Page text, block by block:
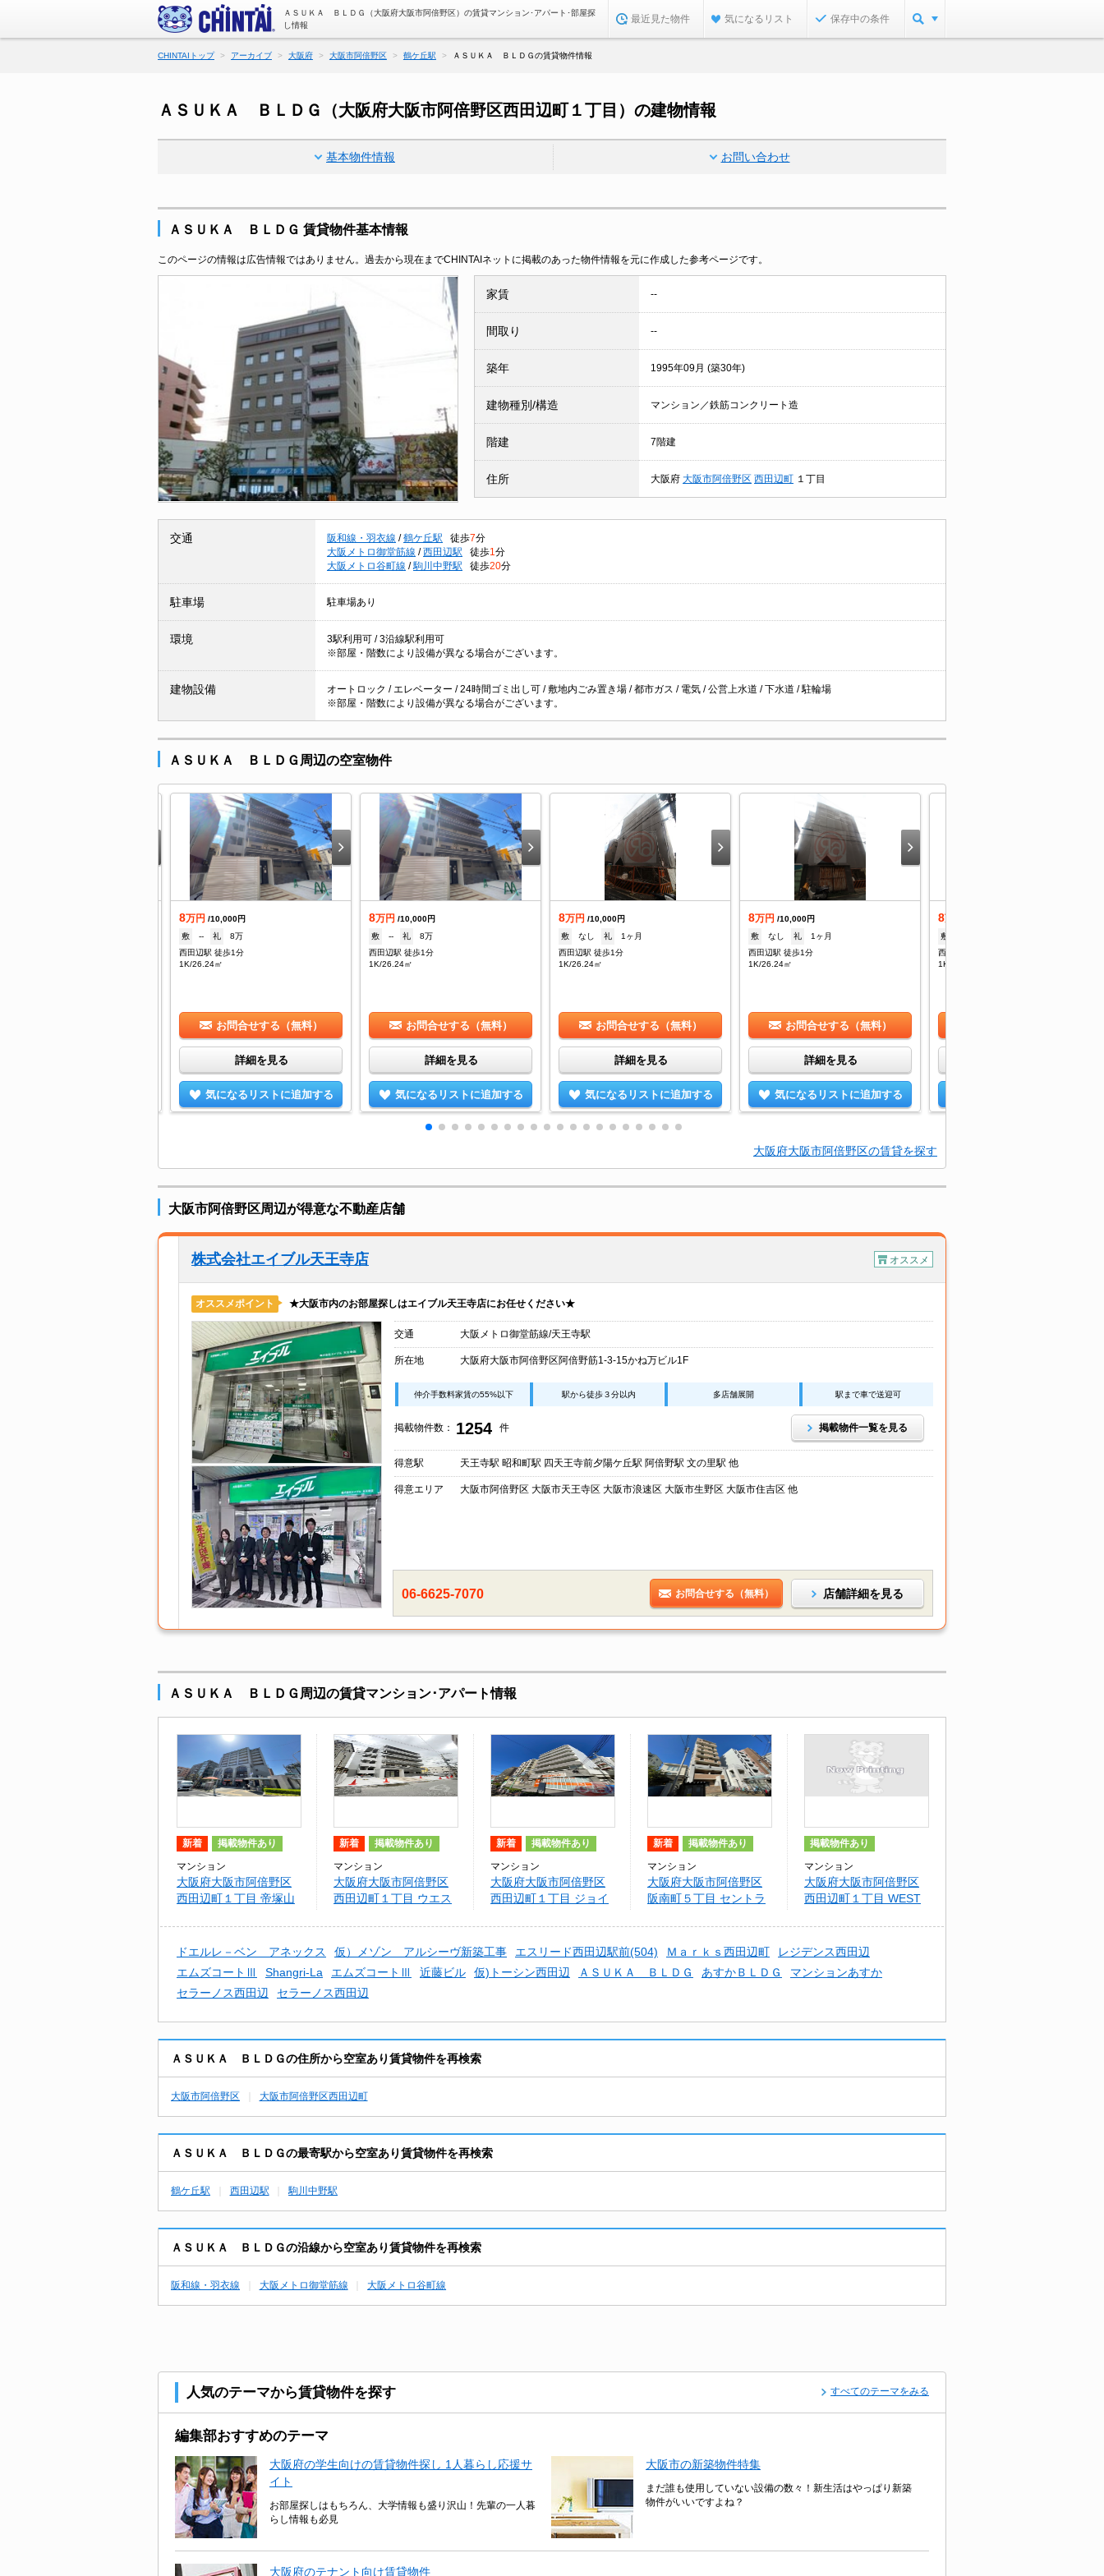
ＡＳＵＫＡ ＢＬＤＧ（大阪府大阪市阿倍野区）の賃貸マンション･アパート･部屋探
し情報
最近見た物件 気になるリスト 保存中の条件
CHINTAIトップ アーカイブ 大阪府 大阪市阿倍野区 鶴ケ丘駅 ＡＳＵＫＡ ＢＬＤＧの賃貸物件情報
ＡＳＵＫＡ ＢＬＤＧ（大阪府大阪市阿倍野区西田辺町１丁目）の建物情報
基本物件情報 お問い合わせ
ＡＳＵＫＡ ＢＬＤＧ 賃貸物件基本情報
このページの情報は広告情報ではありません。過去から現在までCHINTAIネットに掲載のあった物件情報を元に作成した参考ページです。
家賃 --
間取り --
築年 1995年09月 (築30年)
建物種別/構造 マンション／鉄筋コンクリート造
階建 7階建
住所 大阪府 大阪市阿倍野区 西田辺町 １丁目
交通 阪和線・羽衣線 / 鶴ケ丘駅 徒歩7分
大阪メトロ御堂筋線 / 西田辺駅 徒歩1 分
大阪メトロ谷町線 / 駒川中野駅 徒歩20分
駐車場 駐車場あり
環境
3駅利用可 / 3沿線駅利用可
※部屋・階数により設備が異なる場合がございます。
建物設備
オートロック / エレベーター / 24時間ゴミ出し可 / 敷地内ごみ置き場 / 都市ガス / 電気 / 公営上水道 / 下水道 / 駐輪場
※部屋・階数により設備が異なる場合がございます。
ＡＳＵＫＡ ＢＬＤＧ周辺の空室物件
8万円 /10,000円
敷
-- 礼
8万
西田辺駅 徒歩1分
1K/26.24㎡
お問合せする（無料）
詳細を見る
気になるリストに追加する
8万円 /10,000円
敷
-- 礼
8万
西田辺駅 徒歩1分
1K/26.24㎡
お問合せする（無料）
詳細を見る
気になるリストに追加する
8万円 /10,000円
敷
なし 礼
1ヶ月
西田辺駅 徒歩1分
1K/26.24㎡
お問合せする（無料）
詳細を見る
気になるリストに追加する
8万円 /10,000円
敷
なし 礼
1ヶ月
西田辺駅 徒歩1分
1K/26.24㎡
お問合せする（無料）
詳細を見る
気になるリストに追加する
8
敷
西田辺駅 徒歩1分
1K/26.24㎡
大阪府大阪市阿倍野区の賃貸を探す
大阪市阿倍野区周辺が得意な不動産店舗
株式会社エイブル天王寺店 オススメ
オススメポイント ★大阪市内のお部屋探しはエイブル天王寺店にお任せください★
交通 大阪メトロ御堂筋線/天王寺駅
所在地 大阪府大阪市阿倍野区阿倍野筋1-3-15かね万ビル1F
仲介手数料家賃の55%以下 駅から徒歩３分以内 多店舗展開 駅まで車で送迎可
掲載物件数： 1254 件 掲載物件一覧を見る
得意駅 天王寺駅 昭和町駅 四天王寺前夕陽ケ丘駅 阿倍野駅 文の里駅 他
得意エリア 大阪市阿倍野区 大阪市天王寺区 大阪市浪速区 大阪市生野区 大阪市住吉区 他
06-6625-7070 お問合せする（無料） 店舗詳細を見る
ＡＳＵＫＡ ＢＬＤＧ周辺の賃貸マンション･アパート情報
新着 掲載物件あり
マンション
大阪府大阪市阿倍野区
西田辺町１丁目 帝塚山
新着 掲載物件あり
マンション
大阪府大阪市阿倍野区
西田辺町１丁目 ウエス
新着 掲載物件あり
マンション
大阪府大阪市阿倍野区
西田辺町１丁目 ジョイ
新着 掲載物件あり
マンション
大阪府大阪市阿倍野区
阪南町５丁目 セントラ
掲載物件あり
マンション
大阪府大阪市阿倍野区
西田辺町１丁目 WEST
ドエルレ－ベン アネックス 仮）メゾン アルシーヴ新築工事 エスリード西田辺駅前(504) Ｍａｒｋｓ西田辺町
レジデンス西田辺
エムズコートⅢ
Shangri-La エムズコートⅢ 近藤ビル 仮)トーシン西田辺 ＡＳＵＫＡ ＢＬＤＧ あすかＢＬＤＧ
マンションあすか
セラーノス西田辺
セラーノス西田辺
ＡＳＵＫＡ ＢＬＤＧの住所から空室あり賃貸物件を再検索
大阪市阿倍野区 大阪市阿倍野区西田辺町
ＡＳＵＫＡ ＢＬＤＧの最寄駅から空室あり賃貸物件を再検索
鶴ケ丘駅 西田辺駅 駒川中野駅
ＡＳＵＫＡ ＢＬＤＧの沿線から空室あり賃貸物件を再検索
阪和線・羽衣線 大阪メトロ御堂筋線 大阪メトロ谷町線
人気のテーマから賃貸物件を探す すべてのテーマをみる
編集部おすすめのテーマ
大阪府の学生向けの賃貸物件探し 1人暮らし応援サ
イト
お部屋探しはもちろん、大学情報も盛り沢山！先輩の一人暮
らし情報も必見
大阪市の新築物件特集
まだ誰も使用していない設備の数々！新生活はやっぱり新築
物件がいいですよね？
大阪府のテナント向け賃貸物件